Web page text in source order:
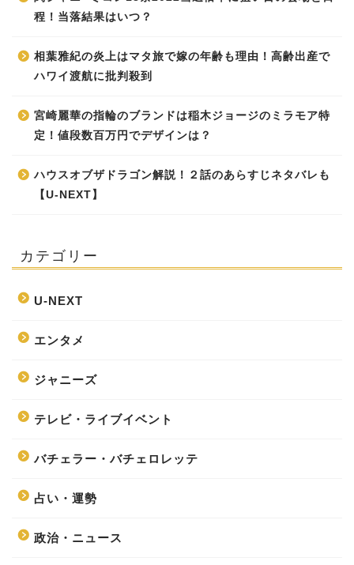
程！当落結果はいつ？
相葉雅紀の炎上はマタ旅で嫁の年齢も理由！高齢出産で
ハワイ渡航に批判殺到
宮崎麗華の指輪のブランドは稲木ジョージのミラモア特
定！値段数百万円でデザインは？
ハウスオブザドラゴン解説！２話のあらすじネタバレも
【U-NEXT】
カテゴリー
U-NEXT
エンタメ
ジャニーズ
テレビ・ライブイベント
バチェラー・バチェロレッテ
占い・運勢
政治・ニュース